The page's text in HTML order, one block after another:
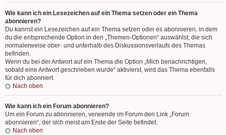
Wie kann ich ein Lesezeichen auf ein Thema setzen oder ein Thema
abonnieren?
Du kannst ein Lesezeichen auf ein Thema setzen oder es abonnieren, in dem
du die entsprechende Option in den „Themen-Optionen“ auswählst, die sich
normalerweise ober- und unterhalb des Diskussionsverlaufs des Themas
befinden.
Wenn du bei der Antwort auf ein Thema die Option „Mich benachrichtigen,
sobald eine Antwort geschrieben wurde“ aktivierst, wird das Thema ebenfalls
für dich abonniert.
Nach oben
Wie kann ich ein Forum abonnieren?
Um ein Forum zu abonnieren, verwende im Forum den Link „Forum
abonnieren“, der sich meist am Ende der Seite befindet.
Nach oben